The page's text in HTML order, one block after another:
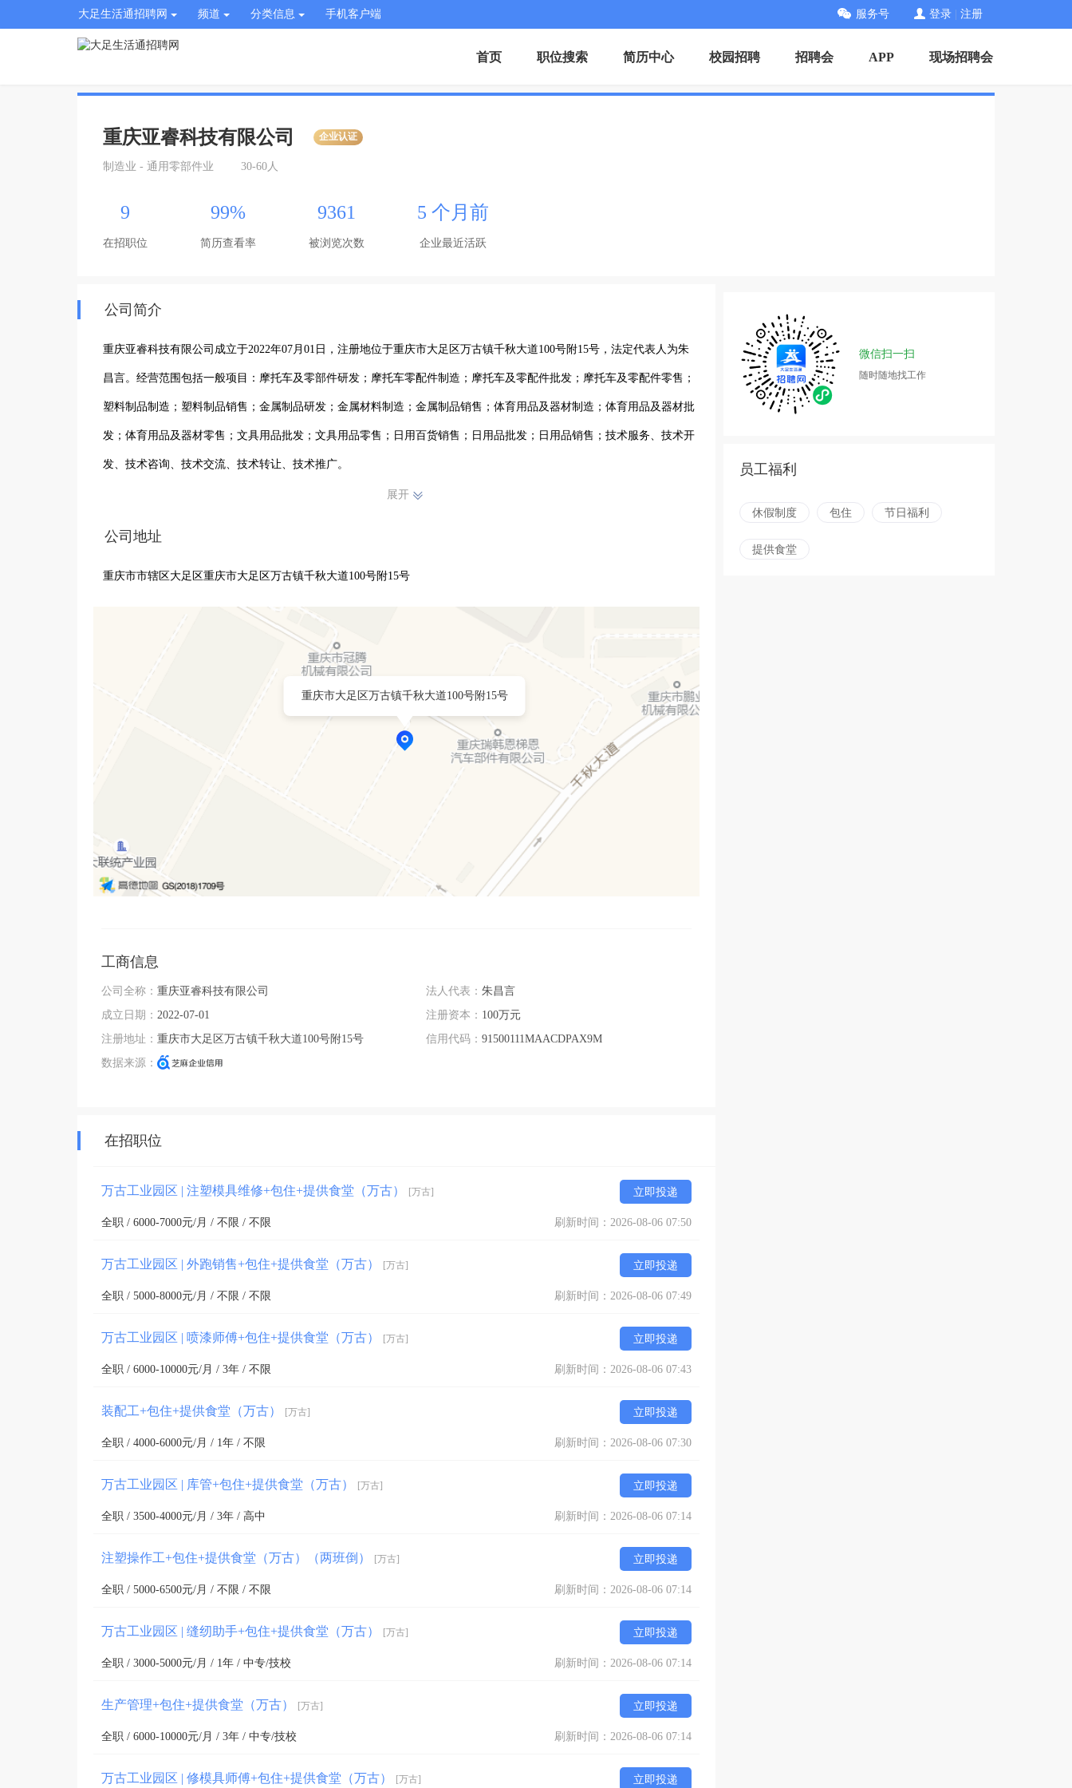
大足生活通招聘网 频道 分类信息 手机客户端 服务号 登录 注册
首页 职位搜索 简历中心 校园招聘 招聘会 APP 现场招聘会
重庆亚睿科技有限公司 企业认证
制造业 - 通用零部件业 30-60人
9
在招职位
99%
简历查看率
9361
被浏览次数
5 个月前
企业最近活跃
公司简介
重庆亚睿科技有限公司成立于2022年07月01日，注册地位于重庆市大足区万古镇千秋大道100号附15号，法定代表人为朱
昌言。经营范围包括一般项目：摩托车及零部件研发；摩托车零配件制造；摩托车及零配件批发；摩托车及零配件零售；
塑料制品制造；塑料制品销售；金属制品研发；金属材料制造；金属制品销售；体育用品及器材制造；体育用品及器材批
发；体育用品及器材零售；文具用品批发；文具用品零售；日用百货销售；日用品批发；日用品销售；技术服务、技术开
发、技术咨询、技术交流、技术转让、技术推广。
展开
公司地址
重庆市市辖区大足区重庆市大足区万古镇千秋大道100号附15号
重庆市大足区万古镇千秋大道100号附15号
工商信息
公司全称： 重庆亚睿科技有限公司
成立日期： 2022-07-01
注册地址： 重庆市大足区万古镇千秋大道100号附15号
数据来源：
法人代表： 朱昌言
注册资本： 100万元
信用代码： 91500111MAACDPAX9M
在招职位
万古工业园区 | 注塑模具维修+包住+提供食堂（万古） [万古] 立即投递
全职 / 6000-7000元/月 / 不限 / 不限 刷新时间：2026-08-06 07:50
万古工业园区 | 外跑销售+包住+提供食堂（万古） [万古] 立即投递
全职 / 5000-8000元/月 / 不限 / 不限 刷新时间：2026-08-06 07:49
万古工业园区 | 喷漆师傅+包住+提供食堂（万古） [万古] 立即投递
全职 / 6000-10000元/月 / 3年 / 不限 刷新时间：2026-08-06 07:43
装配工+包住+提供食堂（万古） [万古] 立即投递
全职 / 4000-6000元/月 / 1年 / 不限 刷新时间：2026-08-06 07:30
万古工业园区 | 库管+包住+提供食堂（万古） [万古] 立即投递
全职 / 3500-4000元/月 / 3年 / 高中 刷新时间：2026-08-06 07:14
注塑操作工+包住+提供食堂（万古）（两班倒） [万古] 立即投递
全职 / 5000-6500元/月 / 不限 / 不限 刷新时间：2026-08-06 07:14
万古工业园区 | 缝纫助手+包住+提供食堂（万古） [万古] 立即投递
全职 / 3000-5000元/月 / 1年 / 中专/技校 刷新时间：2026-08-06 07:14
生产管理+包住+提供食堂（万古） [万古] 立即投递
全职 / 6000-10000元/月 / 3年 / 中专/技校 刷新时间：2026-08-06 07:14
万古工业园区 | 修模具师傅+包住+提供食堂（万古） [万古] 立即投递
微信扫一扫
随时随地找工作
员工福利
休假制度 包住 节日福利
提供食堂